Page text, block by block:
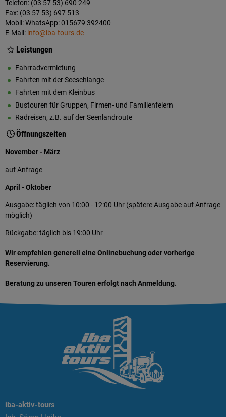
Telefon: (03 57 53) 690 249
Fax: (03 57 53) 697 513
Mobil: WhatsApp: 015679 392400
E-Mail: info@iba-tours.de
Leistungen
Fahrradvermietung
Fahrten mit der Seeschlange
Fahrten mit dem Kleinbus
Bustouren für Gruppen, Firmen- und Familienfeiern
Radreisen, z.B. auf der Seenlandroute
Öffnungszeiten
November - März
auf Anfrage
April - Oktober
Ausgabe: täglich von 10:00 - 12:00 Uhr (spätere Ausgabe auf Anfrage
möglich)
Rückgabe: täglich bis 19:00 Uhr
Wir empfehlen generell eine Onlinebuchung oder vorherige
Reservierung.
Beratung zu unseren Touren erfolgt nach Anmeldung.
iba-aktiv-tours